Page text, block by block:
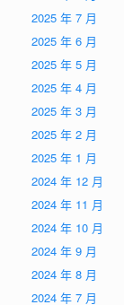
2025 年 7 月
2025 年 6 月
2025 年 5 月
2025 年 4 月
2025 年 3 月
2025 年 2 月
2025 年 1 月
2024 年 12 月
2024 年 11 月
2024 年 10 月
2024 年 9 月
2024 年 8 月
2024 年 7 月